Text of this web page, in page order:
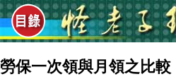
勞保局的宣導廣告或者新聞媒體都
領超過8年，就比一次請領老年給
來「月領年金」乘上「月數」，但
的財務分析方式評定兩者之不同，
勞保一次領與月領之比較